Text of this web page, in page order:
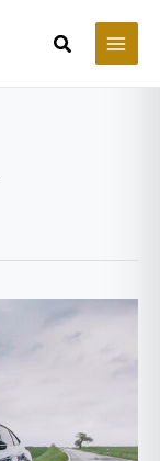
Search